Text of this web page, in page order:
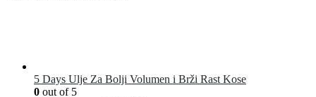
5 Days Ulje Za Bolji Volumen i Brži Rast Kose
0 out of 5